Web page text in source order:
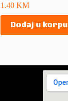
1.40KM
Dodaj u korpu